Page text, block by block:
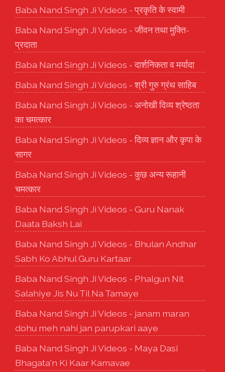
Baba Nand Singh Ji Videos - प्रकृति के स्वामी
Baba Nand Singh Ji Videos - जीवन तथा मुक्ति-
प्रदाता
Baba Nand Singh Ji Videos - दार्शनिकता व मर्यादा
Baba Nand Singh Ji Videos - श्री गुरु ग्रंथ साहिब
Baba Nand Singh Ji Videos - अनोखी दिव्य श्रेष्ठता
का चमत्कार
Baba Nand Singh Ji Videos - दिव्य ज्ञान और कृपा के
सागर
Baba Nand Singh Ji Videos - कुछ अन्य रूहानी
चमत्कार
Baba Nand Singh Ji Videos - Guru Nanak
Daata Baksh Lai
Baba Nand Singh Ji Videos - Bhulan Andhar
Sabh Ko Abhul Guru Kartaar
Baba Nand Singh Ji Videos - Phalgun Nit
Salahiye Jis Nu Til Na Tamaye
Baba Nand Singh Ji Videos - janam maran
dohu meh nahi jan parupkari aaye
Baba Nand Singh Ji Videos - Maya Dasi
Bhagata'n Ki Kaar Kamavae